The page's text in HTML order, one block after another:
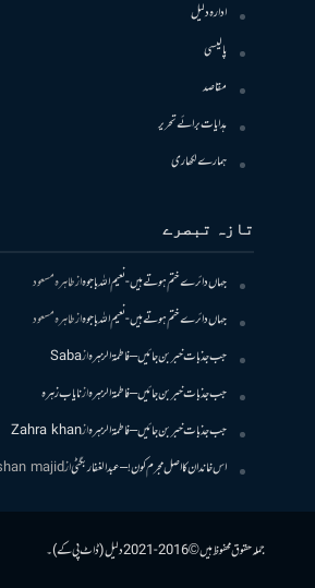
ادارہ دلیل
پالیسی
مقاصد
ہدایات برائے تحریر
ہمارے لکھاری
تازہ تبصرے
جہاں دائرے ختم ہوتے ہیں- نعیم اللہ باجوہازطاہرہ مسعود
جہاں دائرے ختم ہوتے ہیں- نعیم اللہ باجوہازطاہرہ مسعود
جب جذبات خبر بن جائیں – فاطمۃالزہرہازSaba
جب جذبات خبر بن جائیں – فاطمۃالزہرہازنایاب زہرہ
جب جذبات خبر بن جائیں – فاطمۃالزہرہازZahra khan
اس خاندان کا اصل مجرم کون! – عبدالغفار بگٹیازmajid
جملہ حقوق محفوظ ہیں © 2016-2021 دلیل (ڈاٹ پی کے)۔